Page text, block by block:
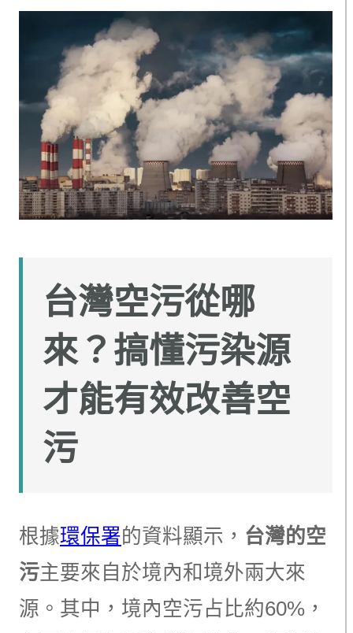
台灣空污從哪
來？搞懂污染源
才能有效改善空
污
根據環保署的資料顯示， 台灣的空
污主要來自於境內和境外兩大來
源。其中，境內空污占比約60%，